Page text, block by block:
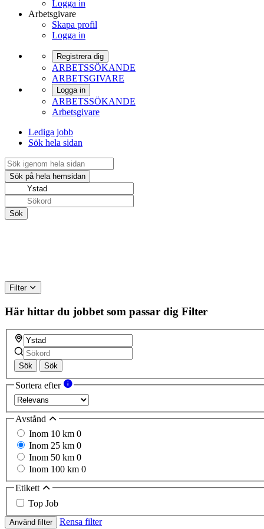
Logga in
Arbetsgivare
Skapa profil
Logga in
Registrera dig
ARBETSSÖKANDE
ARBETSGIVARE
Logga in
ARBETSSÖKANDE
Arbetsgivare
Lediga jobb
Sök hela sidan
Filter
Här hittar du jobbet som passar dig Filter
Sök Sök
Sortera efter
Avstånd
Inom 10 km 0
Inom 25 km 0
Inom 50 km 0
Inom 100 km 0
Etikett
Top Job
Använd filter Rensa filter